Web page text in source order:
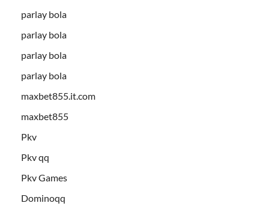
parlay bola
parlay bola
parlay bola
parlay bola
maxbet855.it.com
maxbet855
Pkv
Pkv qq
Pkv Games
Dominoqq